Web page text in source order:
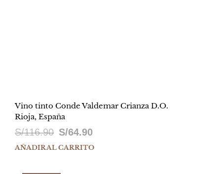
Vino tinto Conde Valdemar Crianza D.O.
Rioja, España
S/116.90 El
precio
S/64.90El
precio
AÑADIR AL CARRITO